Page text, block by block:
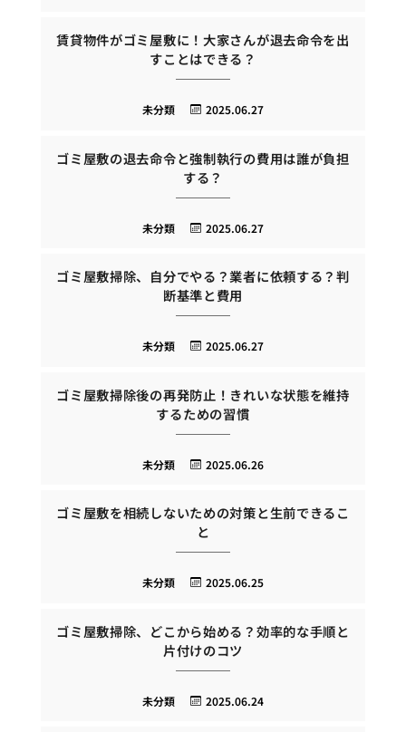
賃貸物件がゴミ屋敷に！大家さんが退去命令を出
すことはできる？
2025.06.27
未分類
ゴミ屋敷の退去命令と強制執行の費用は誰が負担
する？
2025.06.27
未分類
ゴミ屋敷掃除、自分でやる？業者に依頼する？判
断基準と費用
2025.06.27
未分類
ゴミ屋敷掃除後の再発防止！きれいな状態を維持
するための習慣
2025.06.26
未分類
ゴミ屋敷を相続しないための対策と生前できるこ
と
2025.06.25
未分類
ゴミ屋敷掃除、どこから始める？効率的な手順と
片付けのコツ
2025.06.24
未分類